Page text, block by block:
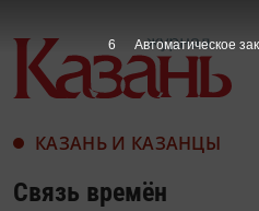
КАЗАНЬ И КАЗАНЦЫ
Связь времён
4 Автоматическое